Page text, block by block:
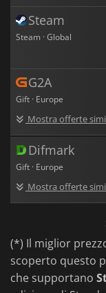
Steam
Steam · Global
G2A
Gift · Europe
Mostra offerte
Difmark
Gift · Europe
Mostra offerte
(*) Il miglior
scoperto questo
che supportano